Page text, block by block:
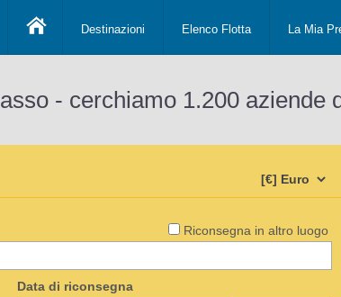
Destinazioni Elenco Flotta La Mia
- cerchiamo 1.200 aziende
Riconsegna in altro luogo
Data di riconsegna